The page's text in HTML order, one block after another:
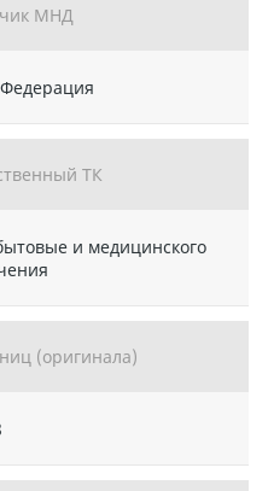
МНД
ТК
и медицинского
(оригинала)